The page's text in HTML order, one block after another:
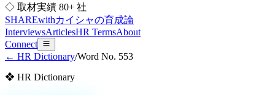
◇ 取材実績 80+ 社
SHAREwithカイシャの育成論
InterviewsArticlesHR TermsAbout
Connect
← HR Dictionary/Word No. 553
❖ HR Dictionary